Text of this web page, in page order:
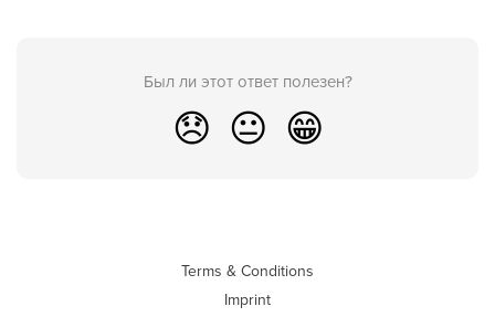
Был ли этот ответ полезен?
😞 😐 😁
Terms & Conditions
Imprint